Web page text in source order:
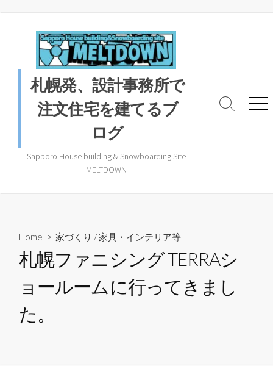
札幌発、設計事務所で
注文住宅を建てるブ
ログ
Sapporo House building & Snowboarding Site
MELTDOWN
検
メ
Home > 家づくり /家具・インテリア等
札幌ファニシング TERRAシ
ョールームに行ってきまし
た。